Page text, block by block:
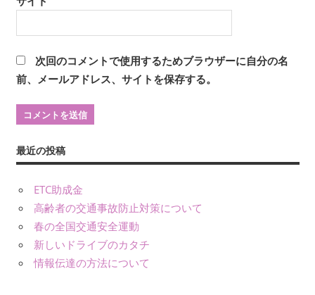
次回のコメントで使用するためブラウザーに自分の名
前、メールアドレス、サイトを保存する。
最近の投稿
ETC助成金
高齢者の交通事故防止対策について
春の全国交通安全運動
新しいドライブのカタチ
情報伝達の方法について